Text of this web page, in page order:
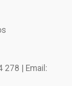
278 | Email: